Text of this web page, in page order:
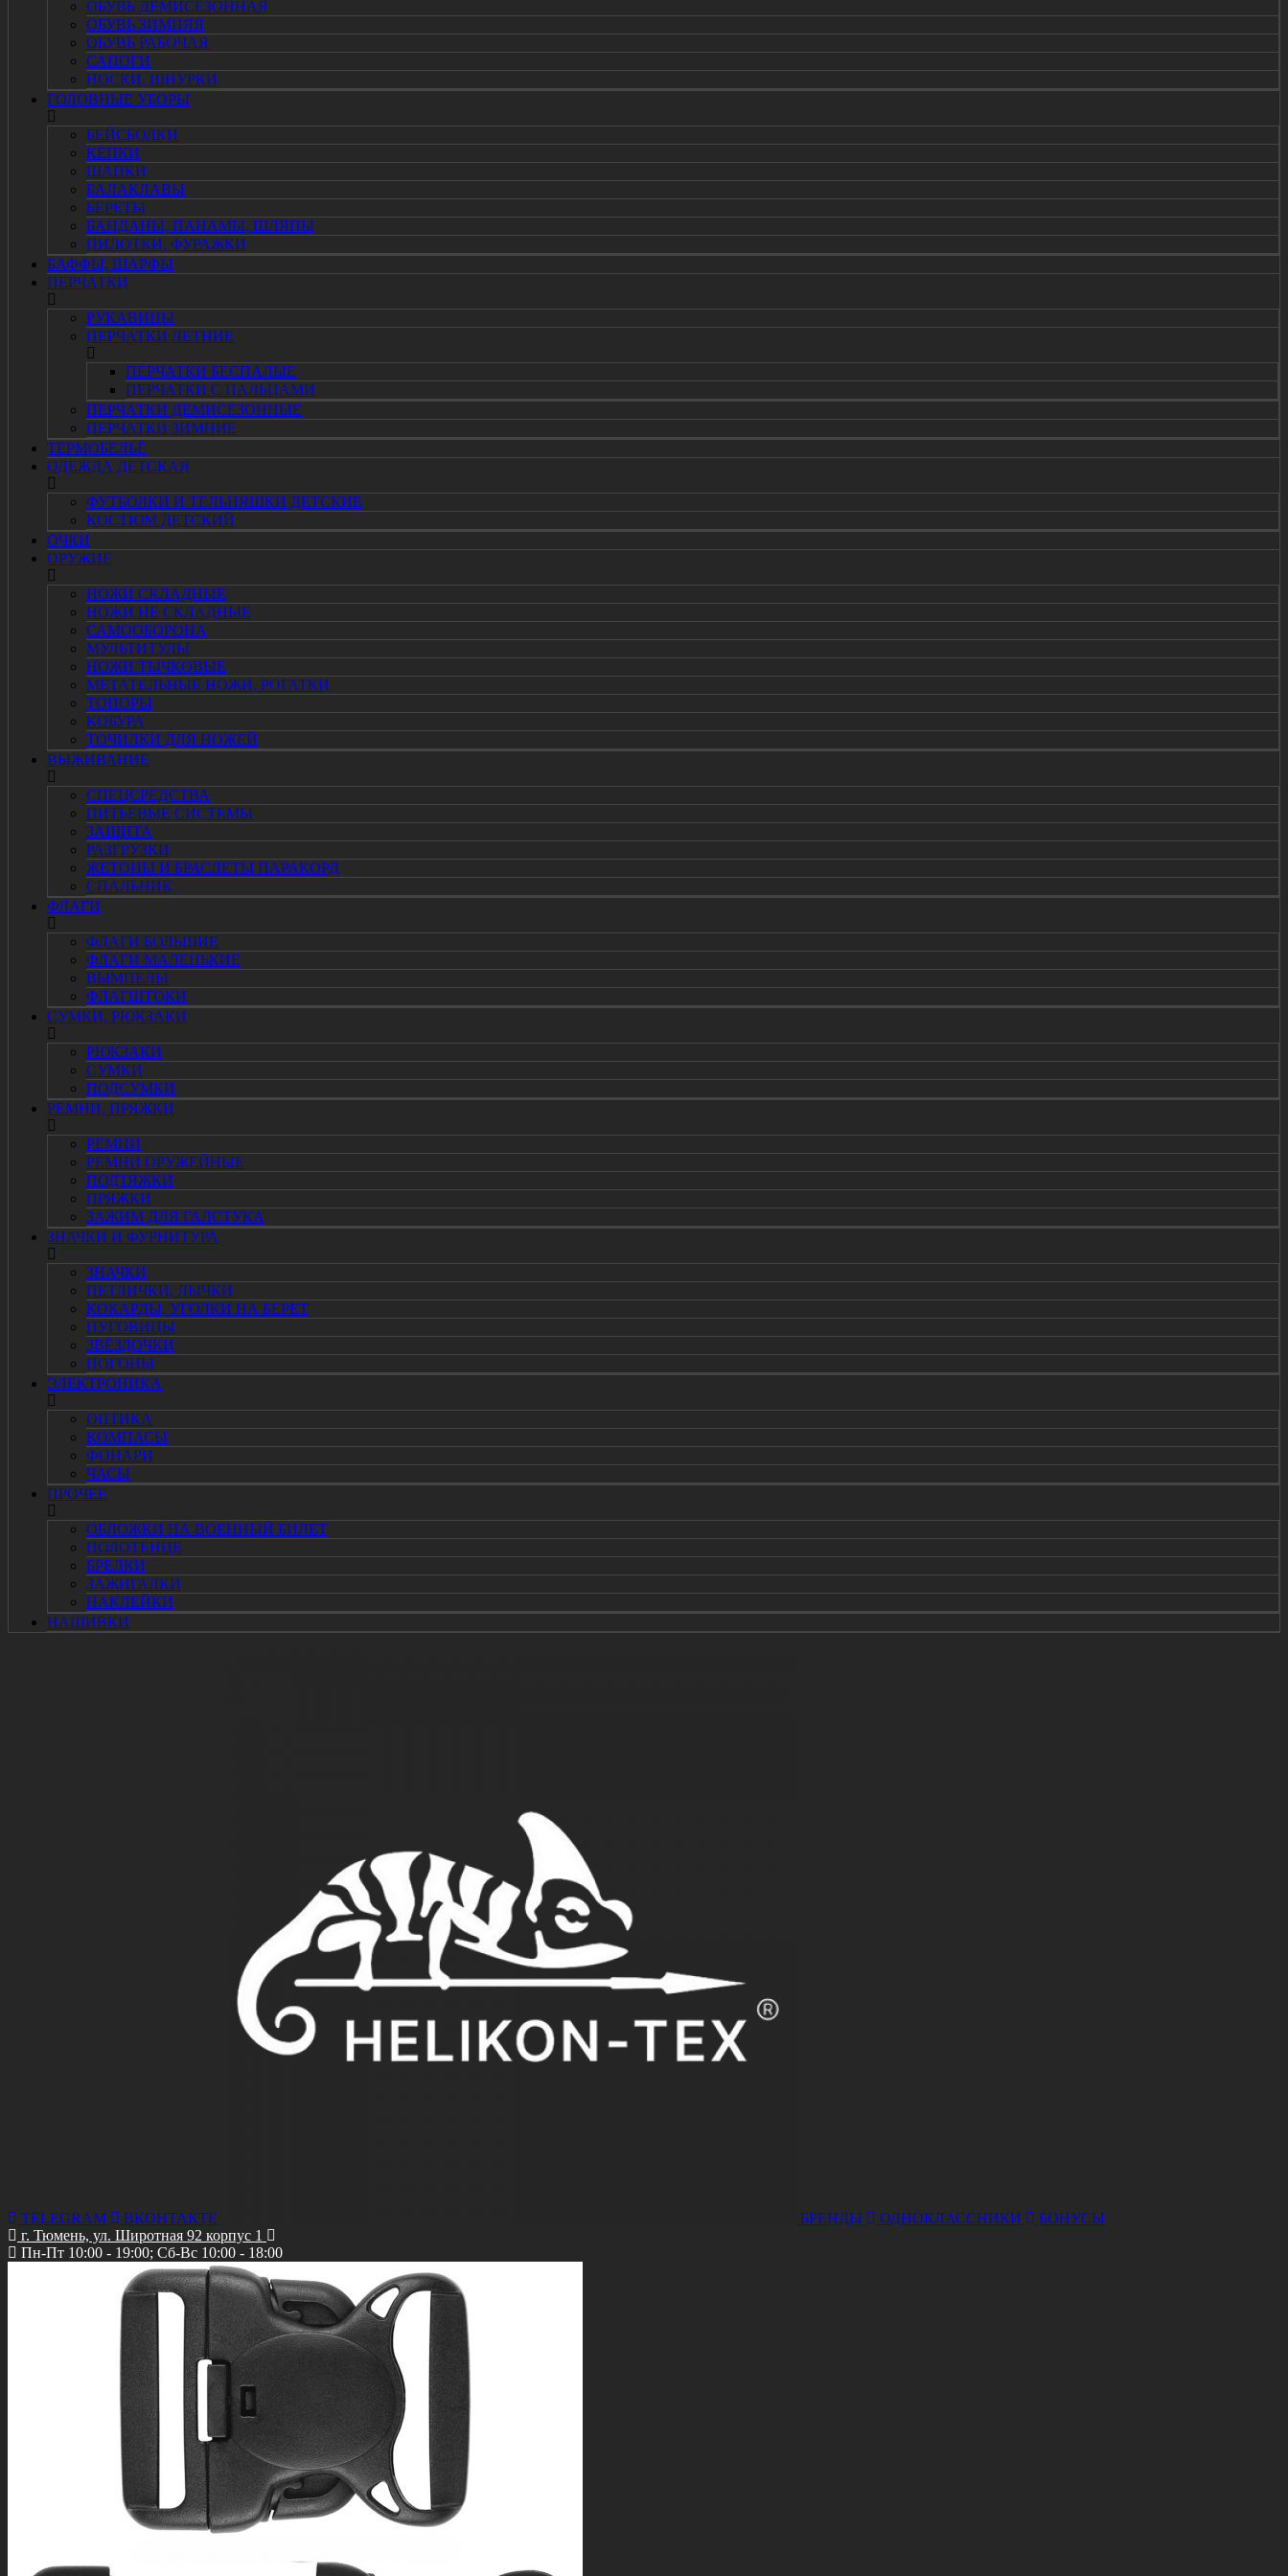
ОБУВЬ ДЕМИСЕЗОННАЯ
ОБУВЬ ЗИМНЯЯ
ОБУВЬ РАБОЧАЯ
САПОГИ
НОСКИ, ШНУРКИ
ГОЛОВНЫЕ УБОРЫ
БЕЙСБОЛКИ
КЕПКИ
ШАПКИ
БАЛАКЛАВЫ
БЕРЕТЫ
БАНДАНЫ, ПАНАМЫ, ШЛЯПЫ
ПИЛОТКИ, ФУРАЖКИ
БАФФЫ, ШАРФЫ
ПЕРЧАТКИ
РУКАВИЦЫ
ПЕРЧАТКИ ЛЕТНИЕ
ПЕРЧАТКИ БЕСПАЛЫЕ
ПЕРЧАТКИ С ПАЛЬЦАМИ
ПЕРЧАТКИ ДЕМИСЕЗОННЫЕ
ПЕРЧАТКИ ЗИМНИЕ
ТЕРМОБЕЛЬЁ
ОДЕЖДА ДЕТСКАЯ
ФУТБОЛКИ И ТЕЛЬНЯШКИ ДЕТСКИЕ
КОСТЮМ ДЕТСКИЙ
ОЧКИ
ОРУЖИЕ
НОЖИ СКЛАДНЫЕ
НОЖИ НЕ СКЛАДНЫЕ
САМООБОРОНА
МУЛЬТИТУЛЫ
НОЖИ ТЫЧКОВЫЕ
МЕТАТЕЛЬНЫЕ НОЖИ, РОГАТКИ
ТОПОРЫ
КОБУРА
ТОЧИЛКИ ДЛЯ НОЖЕЙ
ВЫЖИВАНИЕ
СПЕЦСРЕДСТВА
ПИТЬЕВЫЕ СИСТЕМЫ
ЗАЩИТА
РАЗГРУЗКИ
ЖЕТОНЫ И БРАСЛЕТЫ ПАРАКОРД
СПАЛЬНИК
ФЛАГИ
ФЛАГИ БОЛЬШИЕ
ФЛАГИ МАЛЕНЬКИЕ
ВЫМПЕЛЫ
ФЛАГШТОКИ
СУМКИ, РЮКЗАКИ
РЮКЗАКИ
СУМКИ
ПОДСУМКИ
РЕМНИ, ПРЯЖКИ
РЕМНИ
РЕМНИ ОРУЖЕЙНЫЕ
ПОДТЯЖКИ
ПРЯЖКИ
ЗАЖИМ ДЛЯ ГАЛСТУКА
ЗНАЧКИ И ФУРНИТУРА
ЗНАЧКИ
ПЕТЛИЧКИ, ЛЫЧКИ
КОКАРДЫ, УГОЛКИ НА БЕРЕТ
ПУГОВИЦЫ
ЗВЁЗДОЧКИ
ПОГОНЫ
ЭЛЕКТРОНИКА
ОПТИКА
КОМПАСЫ
ФОНАРИ
ЧАСЫ
ПРОЧЕЕ
ОБЛОЖКИ НА ВОЕННЫЙ БИЛЕТ
ПОЛОТЕНЦЕ
БРЕЛКИ
ЗАЖИГАЛКИ
НАКЛЕЙКИ
НАШИВКИ
TELEGRAM ВКОНТАКТЕ БРЕНДЫ ОДНОКЛАССНИКИ
БОНУСЫ
г. Тюмень, ул. Широтная 92 корпус 1
Пн-Пт 10:00 - 19:00; Сб-Вс 10:00 - 18:00